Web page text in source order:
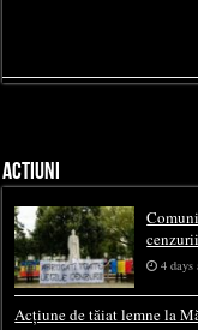
ACTIUNI
cenzurii
4 days
Acțiune de tăiat lemne la